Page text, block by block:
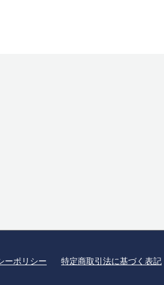
ーポリシー 特定商取引法に基づく表記